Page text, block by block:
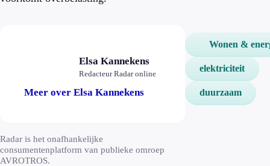
Elsa Kannekens
Redacteur Radar online
Meer over Elsa Kannekens
Radar is het onafhankelijke
consumentenplatform van publieke omroep
AVROTROS.
Wonen &
elektriciteit
duurzaam